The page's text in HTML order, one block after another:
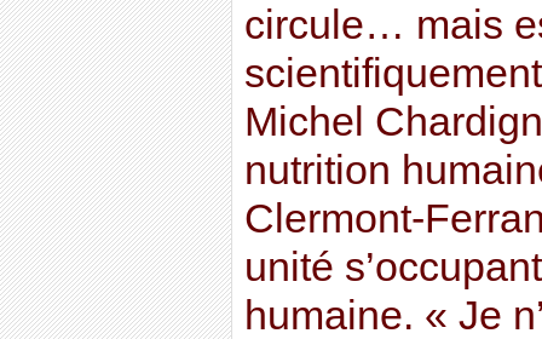
circule… mais
Michel
nutrition
Clermont-
unité
humaine. « Je